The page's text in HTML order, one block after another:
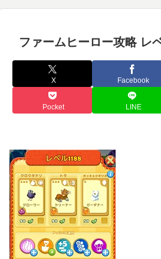
ファームヒーロー攻略 レ
X Facebook
Pocket LINE